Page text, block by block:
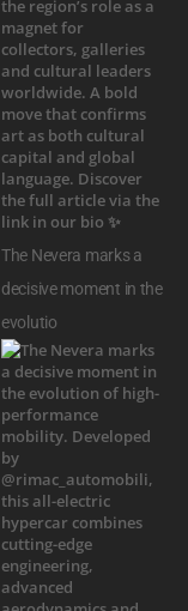
The Nevera marks a
decisive moment in the
evolutio